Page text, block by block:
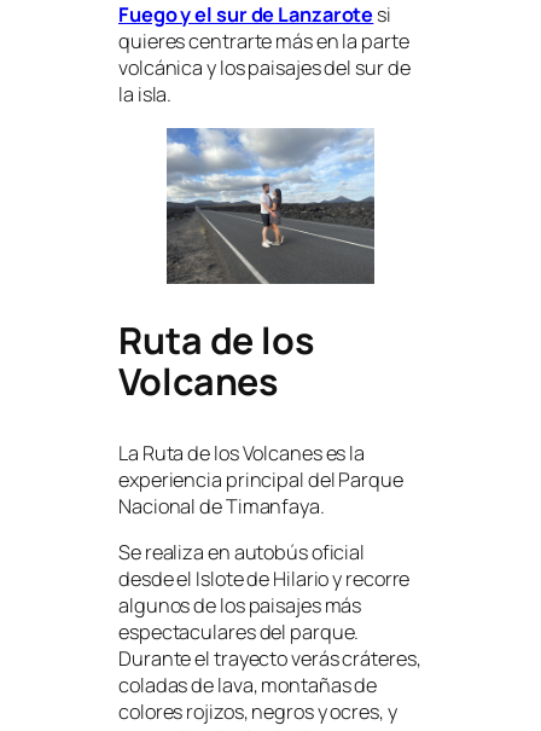
Fuego y el sur de Lanzarotesi
quieres centrarte más en la parte
volcánica y los paisajes del sur de
la isla.
Ruta de los
Volcanes
La Ruta de los Volcanes es la
experiencia principal del Parque
Nacional de Timanfaya.
Se realiza en autobús oficial
desde el Islote de Hilario y recorre
algunos de los paisajes más
espectaculares del parque.
Durante el trayecto verás cráteres,
coladas de lava, montañas de
colores rojizos, negros y ocres, y